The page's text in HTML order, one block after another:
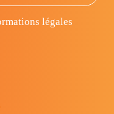
légales